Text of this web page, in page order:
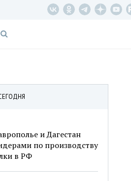
и Дагестан
по производству
в РФ